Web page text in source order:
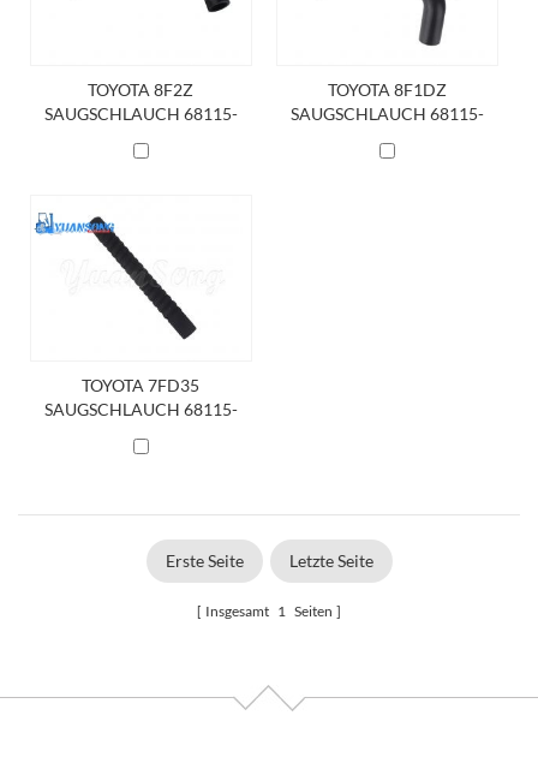
TOYOTA 8F2Z
SAUGSCHLAUCH 68115-
TOYOTA 8F1DZ
SAUGSCHLAUCH 68115-
TOYOTA 7FD35
SAUGSCHLAUCH 68115-
Erste Seite Letzte Seite
Insgesamt 1 Seiten